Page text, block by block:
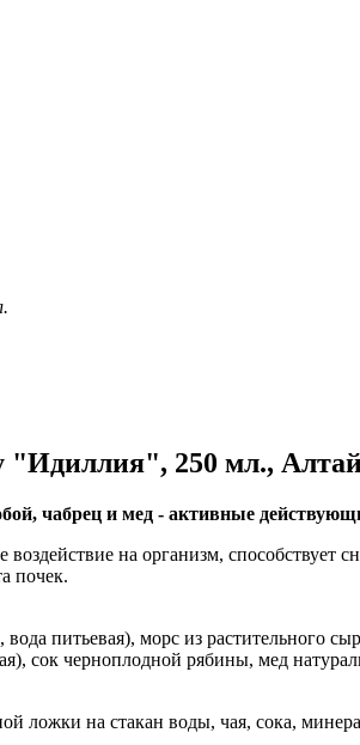
"Идиллия", 250 мл.,
чабрец и мед - активные
воздействие на организм,
почек.
вода питьевая), морс из
сок черноплодной рябины, мед
ложки на стакан воды, чая, сока,